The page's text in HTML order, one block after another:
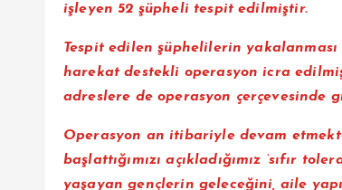
işleyen 52 şüpheli tespit edilmiştir.
Tespit edilen şüphelilerin
harekat destekli operasyon icra
adreslere de operasyon çerçevesinde
Operasyon an itibariyle devam
başlattığımızı açıkladığımız ‘sıfır
yaşayan gençlerin geleceğini, aile